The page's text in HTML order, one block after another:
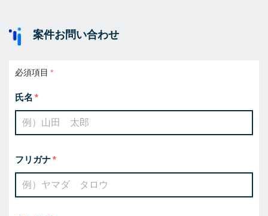
案件お問い合わせ
必須項目
氏名
フリガナ